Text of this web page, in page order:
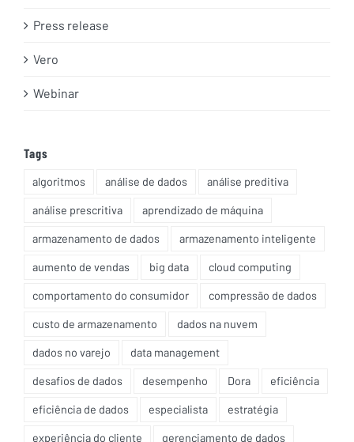
Press release
Vero
Webinar
Tags
algoritmos análise de dados análise preditiva
análise prescritiva aprendizado de máquina
armazenamento de dados armazenamento inteligente
aumento de vendas big data cloud computing
comportamento do consumidor compressão de dados
custo de armazenamento dados na nuvem
dados no varejo data management
desafios de dados desempenho Dora eficiência
eficiência de dados especialista estratégia
experiência do cliente gerenciamento de dados